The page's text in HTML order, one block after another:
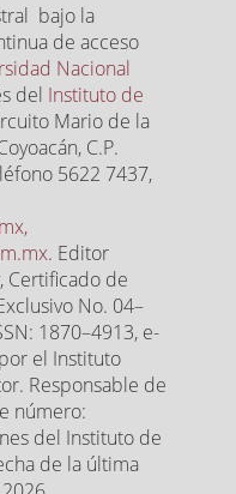
bajo la
de acceso
Nacional
del Instituto de
Mario de la
C.P.
5622 7437,
. Editor
Certificado de
No. 04–
1870–4913, e-
el Instituto
Responsable de
número:
del Instituto de
de la última